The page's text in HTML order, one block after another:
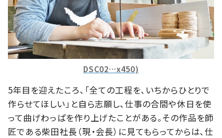
DSC02…x450)
5年目を迎えたころ、「全ての工程を、いちからひとりで
作らせてほしい」と自ら志願し、仕事の合間や休日を使
って曲げわっぱを作り上げたことがある。その作品を師
匠である柴田社長（現・会長）に見てもらってからは、仕